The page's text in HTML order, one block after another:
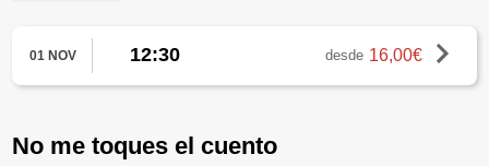
01 NOV 12:30 desde 16,00€
No me toques el cuento